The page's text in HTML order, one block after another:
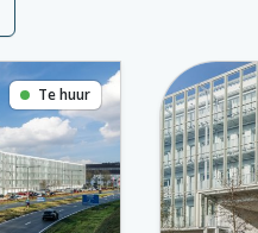
Te huur